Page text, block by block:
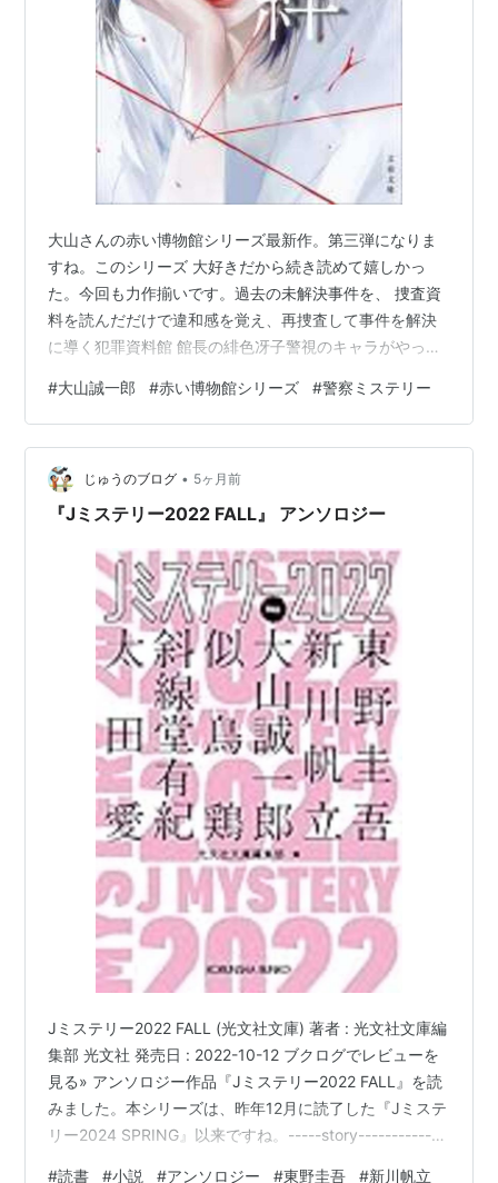
大山さんの赤い博物館シリーズ最新作。第三弾になりま
すね。このシリーズ 大好きだから続き読めて嬉しかっ
た。今回も力作揃いです。過去の未解決事件を、 捜査資
料を読んだだけで違和感を覚え、再捜査して事件を解決
に導く犯罪資料館 館長の緋色冴子警視のキャラがやっぱ
うごとに少しづつ人間味が増して来ている感じがしま
す。助手として 駆り出された寺田聡巡査部長の存在が大
きいのかな。別にお互いに恋愛感情は一切 ないだろうけ
ども。 六編の短編が収録されています。第一話、三十年
前の殺人事件の犯人だと名乗り 出て来た男の真意とは。
#大山誠一郎 #赤い博物館シリーズ #警察ミステリー
じゅうのブログ • 5ヶ月前
『Jミステリー2022 FALL』 アンソロジー
Jミステリー2022 FALL (光文社文庫) 著者 : 光文社文庫編
集部 光文社 発売日 : 2022-10-12 ブクログでレビューを
見る» アンソロジー作品『Jミステリー2022 FALL』を読
みました。本シリーズは、昨年12月に読了した『Jミステ
リー2024 SPRING』以来ですね。-----story-------------
#読書 #小説 #アンソロジー #東野圭吾 #新川帆立